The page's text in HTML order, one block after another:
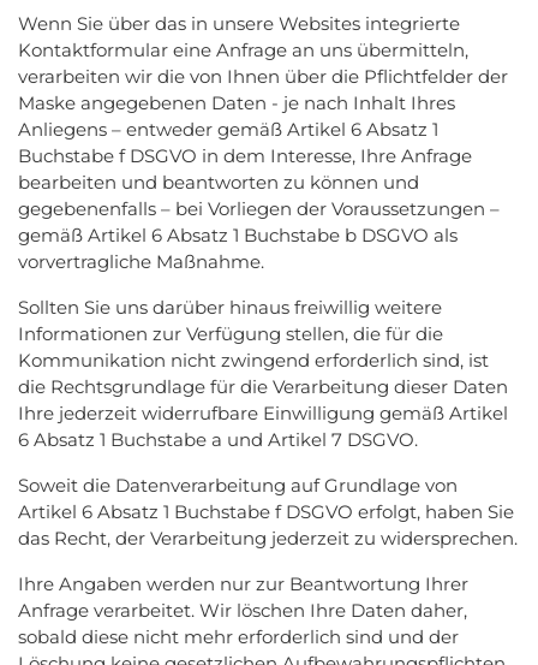
Wenn Sie über das in unsere Websites integrierte
Kontaktformular eine Anfrage an uns übermitteln,
verarbeiten wir die von Ihnen über die Pflichtfelder der
Maske angegebenen Daten - je nach Inhalt Ihres
Anliegens – entweder gemäß Artikel 6 Absatz 1
Buchstabe f DSGVO in dem Interesse, Ihre Anfrage
bearbeiten und beantworten zu können und
gegebenenfalls – bei Vorliegen der Voraussetzungen –
gemäß Artikel 6 Absatz 1 Buchstabe b DSGVO als
vorvertragliche Maßnahme.
Sollten Sie uns darüber hinaus freiwillig weitere
Informationen zur Verfügung stellen, die für die
Kommunikation nicht zwingend erforderlich sind, ist
die Rechtsgrundlage für die Verarbeitung dieser Daten
Ihre jederzeit widerrufbare Einwilligung gemäß Artikel
6 Absatz 1 Buchstabe a und Artikel 7 DSGVO.
Soweit die Datenverarbeitung auf Grundlage von
Artikel 6 Absatz 1 Buchstabe f DSGVO erfolgt, haben Sie
das Recht, der Verarbeitung jederzeit zu widersprechen.
Ihre Angaben werden nur zur Beantwortung Ihrer
Anfrage verarbeitet. Wir löschen Ihre Daten daher,
sobald diese nicht mehr erforderlich sind und der